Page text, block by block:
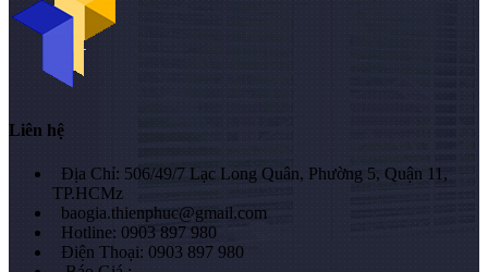
Liên hệ
Địa Chỉ: 506/49/7 Lạc Long Quân, Phường 5, Quận 11,
TP.HCMz
baogia.thienphuc@gmail.com
Hotline: 0903 897 980
Điện Thoại: 0903 897 980